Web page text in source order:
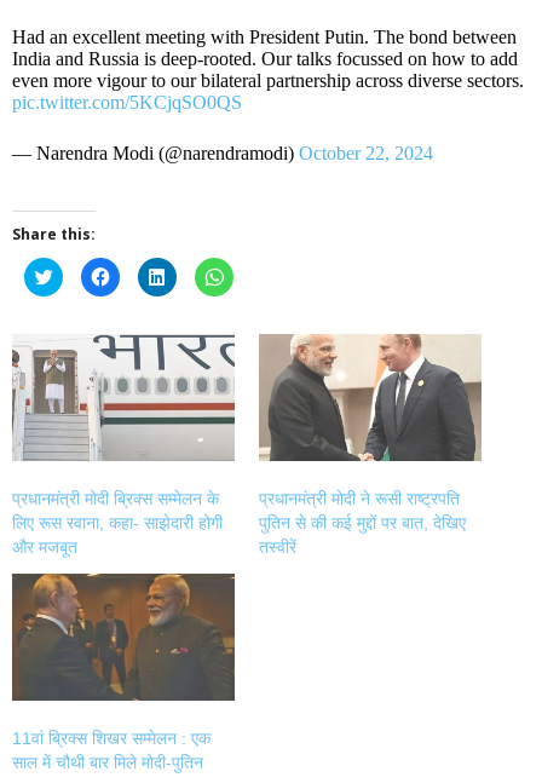
Had an excellent meeting with President Putin. The bond between
India and Russia is deep-rooted. Our talks focussed on how to add
even more vigour to our bilateral partnership across diverse sectors.
pic.twitter.com/5KCjqSO0QS
— Narendra Modi (@narendramodi) October 22, 2024
Share this:
Click
to
share
Twitter
(Opens
in
new
window)
Click
to
share
Facebook
(Opens
in
new
window)
Click
to
share
LinkedIn
(Opens
new
window)
Click
to
WhatsApp
(Opens
in
new
window)
प्रधानमंत्री मोदी ब्रिक्स सम्मेलन के
लिए रूस रवाना, कहा- साझेदारी होगी
और मजबूत
प्रधानमंत्री मोदी ने रूसी राष्ट्रपति
पुतिन से की कई मुद्दों पर बात, देखिए
तस्वीरें
11वां ब्रिक्स शिखर सम्मेलन : एक
साल में चौथी बार मिले मोदी-पुतिन